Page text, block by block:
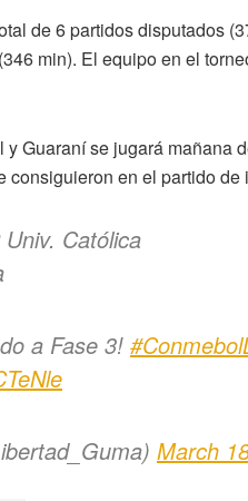
de 6 partidos disputados
min). El equipo en el
Guaraní se jugará mañana
consiguieron en el partido de
Católica
a Fase 3!
March